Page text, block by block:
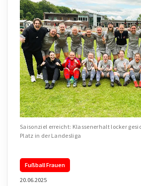
Saisonziel erreicht: Klassenerhalt locker
Platz in der Landesliga
Fußball Frauen
20.06.2025